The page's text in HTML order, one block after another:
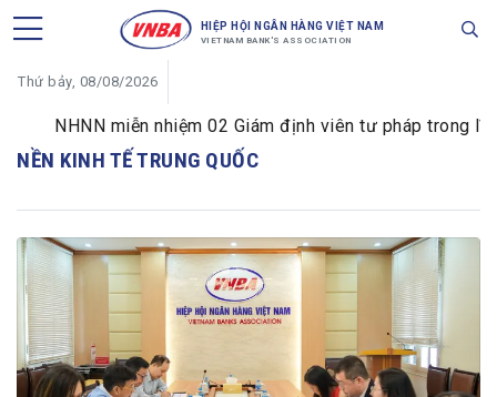
HIỆP HỘI NGÂN HÀNG VIỆT NAM
VIETNAM BANK'S ASSOCIATION
Thứ bảy, 08/08/2026
NHNN miễn nhiệm 02 Giám định viên tư pháp trong lĩnh
NỀN KINH TẾ TRUNG QUỐC